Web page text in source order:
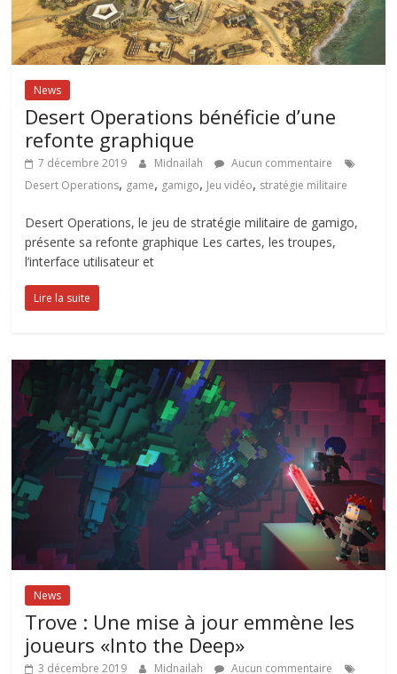
News
Desert Operations bénéficie d’une
refonte graphique
7 décembre 2019 Midnailah
Aucun commentaire
Desert Operations, game, gamigo, Jeu vidéo, stratégie militaire
Desert Operations, le jeu de stratégie militaire de gamigo,
présente sa refonte graphique Les cartes, les troupes,
l’interface utilisateur et
Lire la suite
News
Trove : Une mise à jour emmène les
joueurs «Into the Deep»
3 décembre 2019 Midnailah
Aucun commentaire